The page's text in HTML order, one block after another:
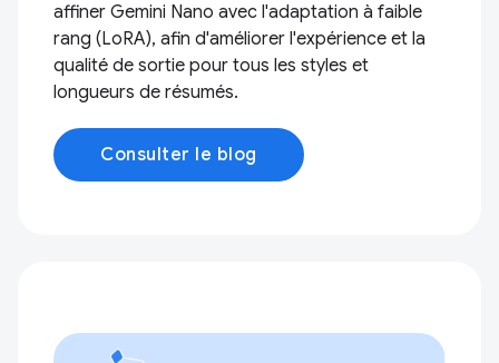
affiner Gemini Nano avec l'adaptation à faible
rang (LoRA), afin d'améliorer l'expérience et la
qualité de sortie pour tous les styles et
longueurs de résumés.
Consulter le blog